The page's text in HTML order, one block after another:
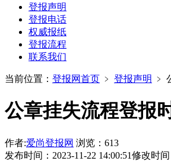
登报声明
登报电话
权威报纸
登报流程
联系我们
当前位置： 登报网首页 ﹥ 登报声明 ﹥
公章挂失流程登报
作者:爱尚登报网 浏览：613
发布时间：2023-11-22 14:00:51修改时间